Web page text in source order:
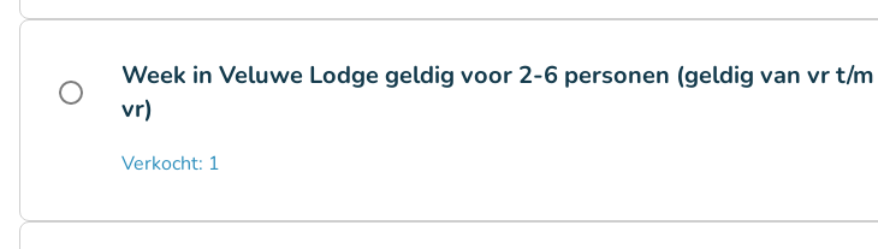
Week in Veluwe Lodge geldig voor 2-6 personen (geldig van vr t/m
vr)
Verkocht: 1